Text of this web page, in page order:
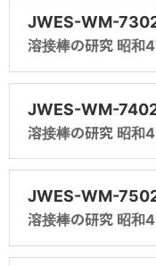
安全衛生・環境委員
2011年12月に、安全衛
版。
特許庁との懇談会資
日本溶接協会 特許委員
なるべく、特許庁および
溶接技術教育シート
IIW溶接管理技術者シラ
用教育教材です。閲覧は
最新技術情報
日本溶接協会誌「溶接
術情報の記事です。
アルミニウムの溶接
軽金属溶接協会から出
「摩擦攪拌接合（FSW）
テンツです。
新版改訂 溶接・接
溶接管理技術者認証制
た電子書籍です。
新版 溶接・接合技術
利用されていた「新版
刷をもとにした電子書籍
告）
原案の作製（
モリブデンお
ーク溶接棒JIS
低水素溶接棒に
深溶け込み溶
第3編 鉄鋼の溶
第4編 低温鋼用
調査研究
第5編 JIS委託
第1編 50HTの
第2編 落重試
る研究
第3編 オーステ
フエライトの測
第4編 自動溶
第1編 サブマー
関する研究
第2編 溶接と塗
第3編 オーステ
に関する研究
JWES-WM-
溶接棒の研究 昭和
JWES-WM-
溶接棒の研究 昭和
JWES-WM-
溶接棒の研究 昭和